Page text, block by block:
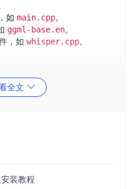
如 main.cpp。
ggml-base.en。
，如 whisper.cpp。
main.cpp
=
whisper_init
全文
装教程